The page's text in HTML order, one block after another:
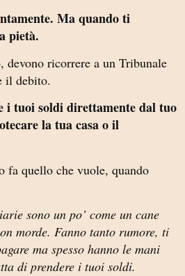
Ma quando ti
pietà.
devono ricorrere a un Tribunale
il debito.
i tuoi soldi direttamente dal tuo
la tua casa o il
fa quello che vuole, quando
sono un po’ come un cane
morde. Fanno tanto rumore, ti
ma spesso hanno le mani
di prendere i tuoi soldi.